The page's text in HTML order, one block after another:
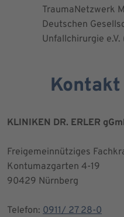
TraumaNetzwerk
Deutschen
Unfallchirurgie e.V.
KLINIKEN DR. ERLER
Freigemeinnütziges
Kontumazgarten 4-19
90429 Nürnberg
Telefon: 0911/ 27 28-0